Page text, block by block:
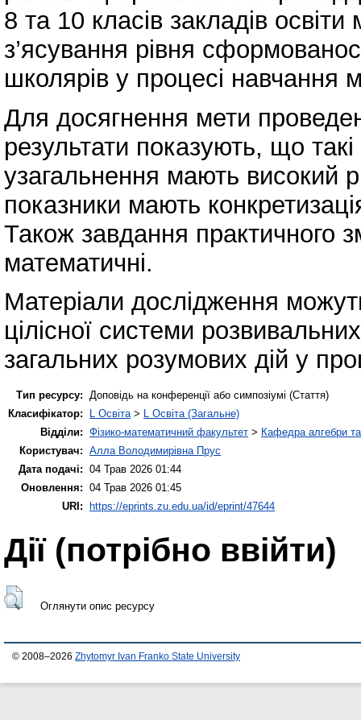
8 та 10 класів закладів
з’ясування рівня
школярів у процесі навчання
Для досягнення мети
результати показують, що такі
узагальнення мають високий
показники мають
Також завдання практичного
математичні.
Матеріали дослідження
цілісної системи
загальних розумових дій у
Тип ресурсу: Доповідь на конференції або симпозіумі (Стаття)
Класифікатор:
L Освіта> L Освіта (Загальне)
Відділи: Фізико-математичний факультет > Кафедра алгебри та
Користувач: Алла Володимирівна Прус
Дата подачі: 04 Трав 2026 01:44
Оновлення: 04 Трав 2026 01:45
URI:
https://eprints.zu.edu.ua/id/eprint/47644
Дії ​​(потрібно ввійти)
Оглянути опис ресурсу
© 2008–2026 Zhytomyr Ivan Franko State University